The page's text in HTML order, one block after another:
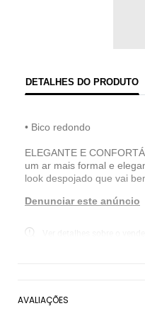
DETALHES DO PRODUTO
• Bico redondo
ELEGANTE E
um ar mais formal e
look despojado que vai
Denunciar este anúncio
AVALIAÇÕES